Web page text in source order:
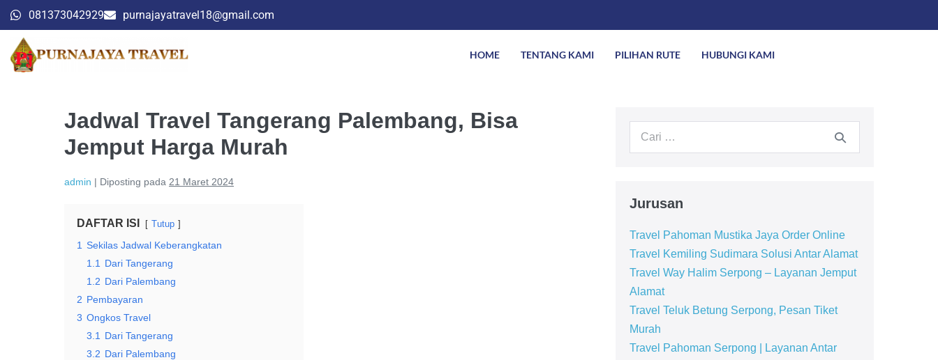
081373042929 purnajayatravel18@gmail.com
HOME TENTANG KAMI PILIHAN RUTE HUBUNGI KAMI
Jadwal Travel Tangerang Palembang, Bisa
Jemput Harga Murah
admin | Diposting pada 21 Maret 2024
DAFTAR ISI Tutup
1 Sekilas Jadwal Keberangkatan
1.1
Dari Tangerang
1.2 Dari Palembang
2 Pembayaran
3 Ongkos Travel
3.1
Dari Tangerang
3.2 Dari Palembang
Jurusan
Travel Pahoman Mustika Jaya Order Online
Travel Kemiling Sudimara Solusi Antar Alamat
Travel Way Halim Serpong – Layanan Jemput
Alamat
Travel Teluk Betung Serpong, Pesan Tiket
Murah
Travel Pahoman Serpong | Layanan Antar